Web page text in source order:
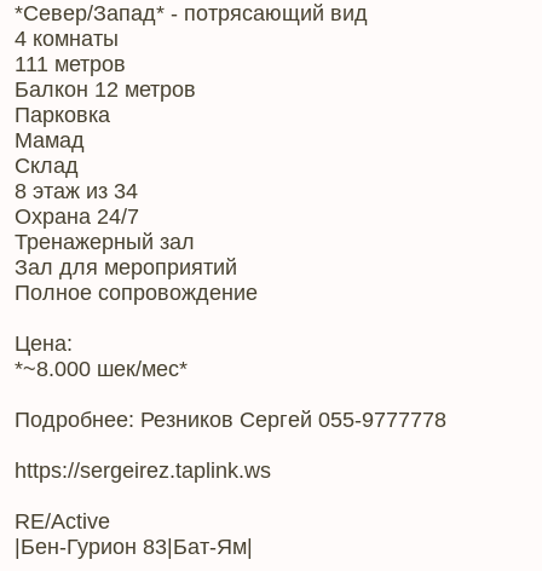
*Север/Запад* - потрясающий вид
4 комнаты
111 метров
Балкон 12 метров
Парковка
Мамад
Склад
8 этаж из 34
Охрана 24/7
Тренажерный зал
Зал для мероприятий
Полное сопровождение
Цена:
*~8.000 шек/мес*
Подробнее: Резников Сергей 055-9777778
https://sergeirez.taplink.ws
RE/Active
|Бен-Гурион 83|Бат-Ям|